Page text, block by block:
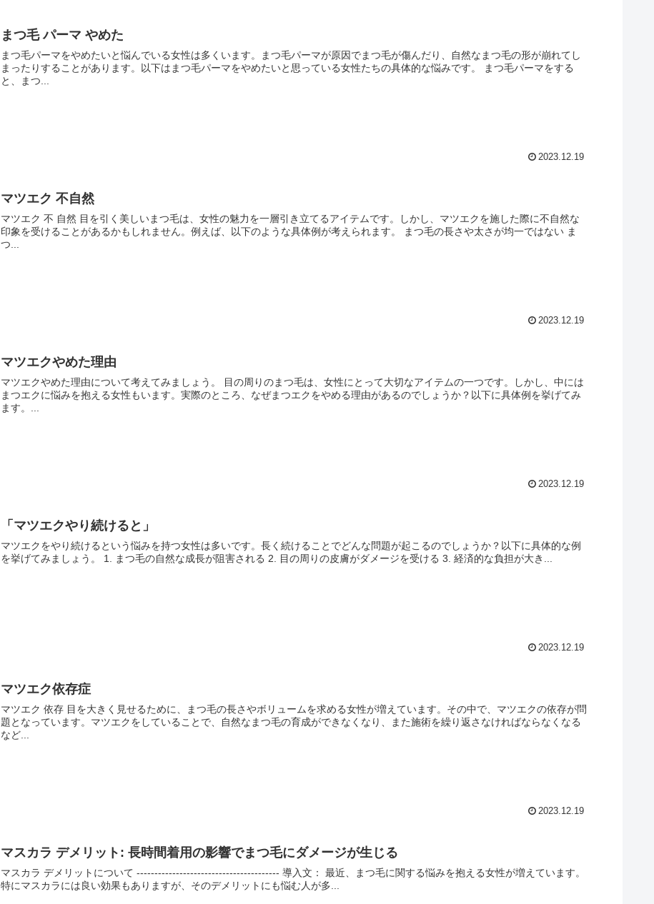
まつ毛 パーマ やめた
まつ毛パーマをやめたいと悩んでいる女性は多くいます。まつ毛パーマが原因でまつ毛が傷んだり、自然なまつ毛の形が崩れてし
まったりすることがあります。以下はまつ毛パーマをやめたいと思っている女性たちの具体的な悩みです。 まつ毛パーマをする
と、まつ...
2023.12.19
マツエク 不自然
マツエク 不 自然 目を引く美しいまつ毛は、女性の魅力を一層引き立てるアイテムです。しかし、マツエクを施した際に不自然な
印象を受けることがあるかもしれません。例えば、以下のような具体例が考えられます。 まつ毛の長さや太さが均一ではない ま
つ...
2023.12.19
マツエクやめた理由
マツエクやめた理由について考えてみましょう。 目の周りのまつ毛は、女性にとって大切なアイテムの一つです。しかし、中には
まつエクに悩みを抱える女性もいます。実際のところ、なぜまつエクをやめる理由があるのでしょうか？以下に具体例を挙げてみ
ます。...
2023.12.19
「マツエクやり続けると」
マツエクをやり続けるという悩みを持つ女性は多いです。長く続けることでどんな問題が起こるのでしょうか？以下に具体的な例
を挙げてみましょう。 1. まつ毛の自然な成長が阻害される 2. 目の周りの皮膚がダメージを受ける 3. 経済的な負担が大き...
2023.12.19
マツエク依存症
マツエク 依存 目を大きく見せるために、まつ毛の長さやボリュームを求める女性が増えています。その中で、マツエクの依存が問
題となっています。マツエクをしていることで、自然なまつ毛の育成ができなくなり、また施術を繰り返さなければならなくなる
など...
2023.12.19
マスカラ デメリット: 長時間着用の影響でまつ毛にダメージが生じる
マスカラ デメリットについて ---------------------------------------- 導入文： 最近、まつ毛に関する悩みを抱える女性が増えています。
特にマスカラには良い効果もありますが、そのデメリットにも悩む人が多...